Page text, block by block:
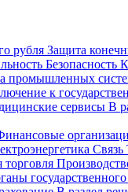
рубля Защита
Безопасность
промышленных
к
сервисы В
Связь
торговля